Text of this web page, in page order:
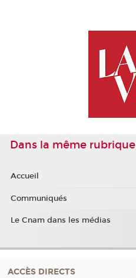
Dans la même rubrique
Accueil
Communiqués
Le Cnam dans les médias
ACCÈS DIRECTS